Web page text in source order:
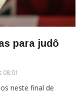
para judô
neste final de